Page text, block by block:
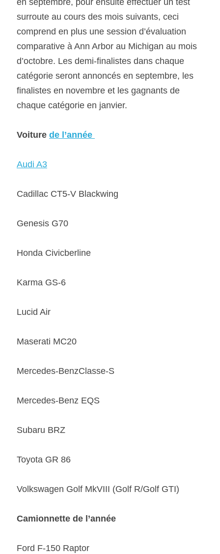
en septembre, pour ensuite effectuer un test
surroute au cours des mois suivants, ceci
comprend en plus une session d’évaluation
comparative à Ann Arbor au Michigan au mois
d’octobre. Les demi-finalistes dans chaque
catégorie seront annoncés en septembre, les
finalistes en novembre et les gagnants de
chaque catégorie en janvier.
Voiture de l’année
Audi A3
Cadillac CT5-V Blackwing
Genesis G70
Honda Civicberline
Karma GS-6
Lucid Air
Maserati MC20
Mercedes-BenzClasse-S
Mercedes-Benz EQS
Subaru BRZ
Toyota GR 86
Volkswagen Golf MkVIII (Golf R/Golf GTI)
Camionnette de l’année
Ford F-150 Raptor